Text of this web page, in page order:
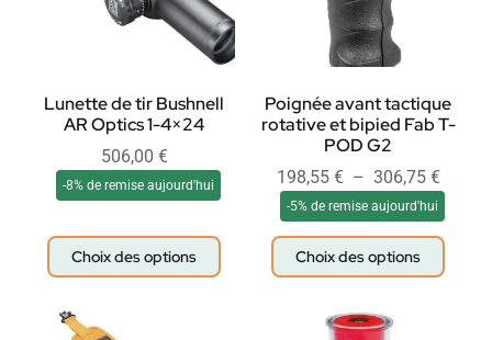
Lunette de tir Bushnell
AR Optics 1-4×24
506,00 €
-8% de remise aujourd'hui
Choix des options
Poignée avant tactique
rotative et bipied Fab T-
POD G2
198,55 € – 306,75 €
-5% de remise aujourd'hui
Choix des options